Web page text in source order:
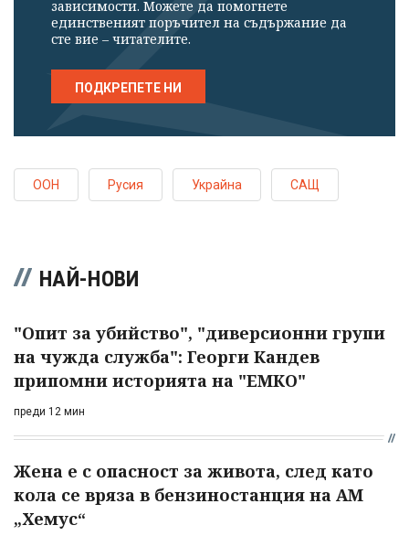
зависимости. Можете да помогнете
единственият поръчител на съдържание да
сте вие – читателите.
ПОДКРЕПЕТЕ НИ
ООН Русия Украйна САЩ
НАЙ-НОВИ
"Опит за убийство", "диверсионни групи
на чужда служба": Георги Кандев
припомни историята на "ЕМКО"
преди 12 мин
Жена е с опасност за живота, след като
кола се вряза в бензиностанция на АМ
„Хемус“